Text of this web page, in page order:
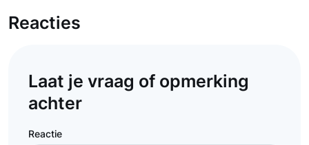
Reacties
Laat je vraag of opmerking
achter
Reactie